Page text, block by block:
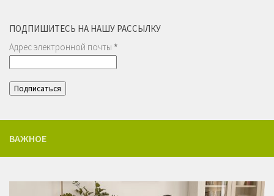
ПОДПИШИТЕСЬ НА НАШУ РАССЫЛКУ
Адрес электронной почты *
ВАЖНОЕ